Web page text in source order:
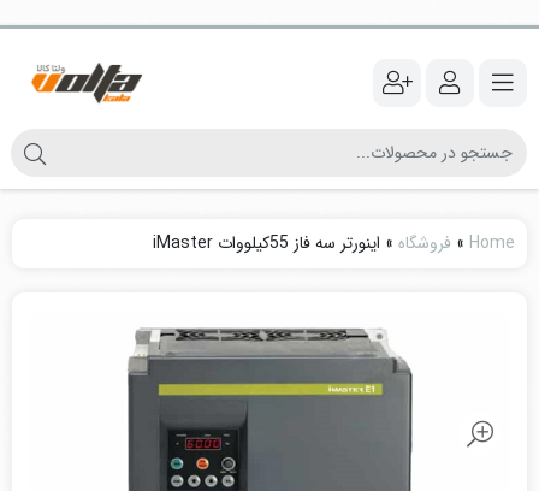
Home
» فروشگاه » اینورتر سه فاز 55کیلووات iMaster